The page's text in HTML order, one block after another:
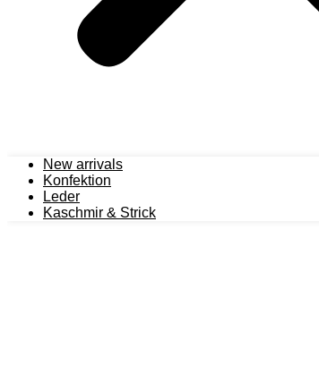
New arrivals
Konfektion
Leder
Kaschmir & Strick